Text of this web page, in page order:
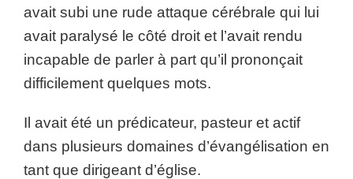
avait subi une rude attaque cérébrale qui lui
avait paralysé le côté droit et l’avait rendu
incapable de parler à part qu’il prononçait
difficilement quelques mots.
Il avait été un prédicateur, pasteur et actif
dans plusieurs domaines d’évangélisation en
tant que dirigeant d’église.